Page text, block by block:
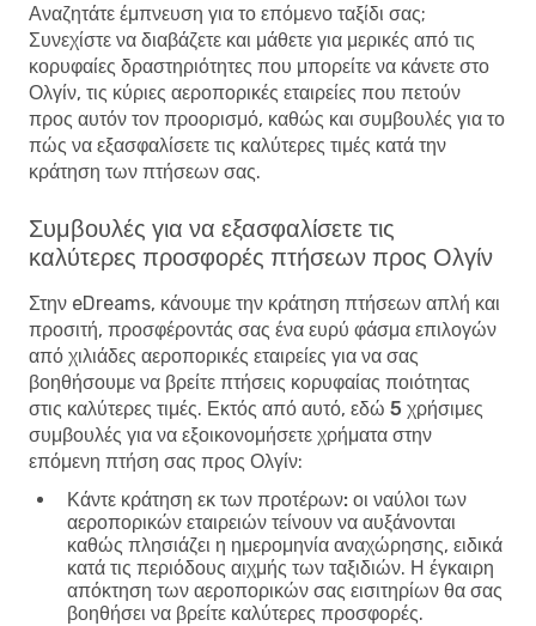
Αναζητάτε έμπνευση για το επόμενο ταξίδι σας;
Συνεχίστε να διαβάζετε και μάθετε για μερικές από τις
κορυφαίες δραστηριότητες που μπορείτε να κάνετε στο
Ολγίν, τις κύριες αεροπορικές εταιρείες που πετούν
προς αυτόν τον προορισμό, καθώς και συμβουλές για το
πώς να εξασφαλίσετε τις καλύτερες τιμές κατά την
κράτηση των πτήσεων σας.
Συμβουλές για να εξασφαλίσετε τις
καλύτερες προσφορές πτήσεων προς Ολγίν
Στην eDreams, κάνουμε την κράτηση πτήσεων απλή και
προσιτή, προσφέροντάς σας ένα ευρύ φάσμα επιλογών
από χιλιάδες αεροπορικές εταιρείες για να σας
βοηθήσουμε να βρείτε πτήσεις κορυφαίας ποιότητας
στις καλύτερες τιμές. Εκτός από αυτό, εδώ 5 χρήσιμες
συμβουλές για να εξοικονομήσετε χρήματα στην
επόμενη πτήση σας προς Ολγίν:
Κάντε κράτηση εκ των προτέρων: οι ναύλοι των
αεροπορικών εταιρειών τείνουν να αυξάνονται
καθώς πλησιάζει η ημερομηνία αναχώρησης, ειδικά
κατά τις περιόδους αιχμής των ταξιδιών. Η έγκαιρη
απόκτηση των αεροπορικών σας εισιτηρίων θα σας
βοηθήσει να βρείτε καλύτερες προσφορές.